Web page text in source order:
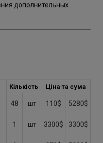
дополнительных
Кількість Ціна та сума
48 шт 110$ 5280$
1 шт 3300$ 3300$